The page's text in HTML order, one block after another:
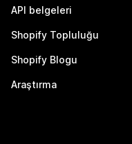
API belgeleri
Shopify Topluluğu
Shopify Blogu
Araştırma